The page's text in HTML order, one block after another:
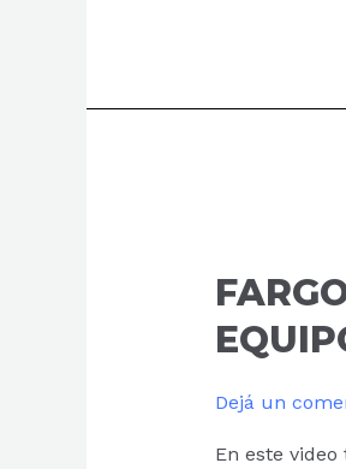
Dejá un
En este
DTC1250:
LIMPIEZA
DEL